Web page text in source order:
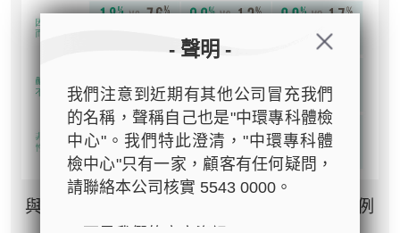
與安慰劑相比，濕疹生物製劑的不良反應比例
- 聲明 -
我們注意到近期有其他公司冒充我們
的名稱，聲稱自己也是"中環專科體檢
中心"。我們特此澄清，"中環專科體
檢中心"只有一家，顧客有任何疑問，
請聯絡本公司核實 5543 0000。